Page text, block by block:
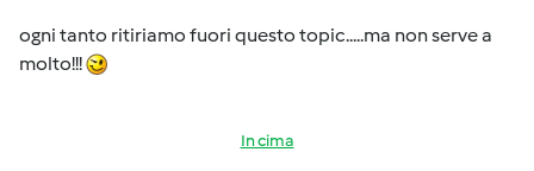
ogni tanto ritiriamo fuori questo topic.....ma non serve a
molto!!!
In cima